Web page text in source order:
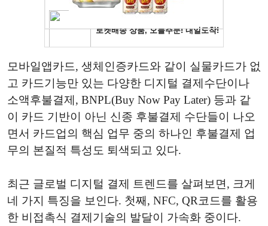
모바일앱카드, 생체인증카드와 같이 실물카드가 없
고 카드기능만 있는 다양한 디지털 결제수단이나
소액후불결제, BNPL(Buy Now Pay Later) 등과 같
이 카드 기반이 아닌 신종 후불결제 수단들이 나오
면서 카드업의 핵심 업무 중의 하나인 후불결제 업
무의 본질적 특성도 퇴색되고 있다.
최근 글로벌 디지털 결제 트렌드를 살펴보면, 크게
네 가지 특징을 보인다. 첫째, NFC, QR코드를 활용
한 비접촉식 결제기술의 발달이 가속화 중이다.